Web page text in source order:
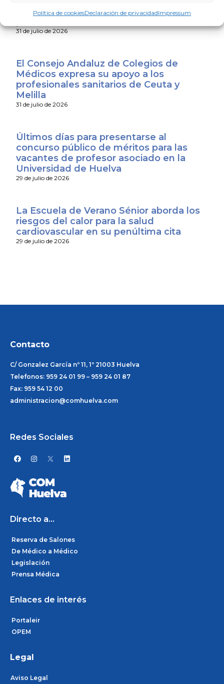
Política de cookiesDeclaración de privacidadImpressum
exige que se convierta en mejoras reales
31 de julio de 2026
El Consejo Andaluz de Colegios de
Médicos expresa su apoyo a los
profesionales sanitarios de Ceuta y
Melilla
31 de julio de 2026
Últimos días para presentarse al
concurso público de méritos para las
vacantes de profesor asociado en la
Universidad de Huelva
29 de julio de 2026
La Escuela de Verano Sénior aborda los
riesgos del calor para la salud
cardiovascular en su penúltima cita
29 de julio de 2026
Contacto
C/ Gonzalez García nº 11, 1º 21003 Huelva
Telefonos: 959 24 01 99 – 959 24 01 87
Fax: 959 54 12 00
administracion@comhuelva.com
Redes Sociales
F
a
e
b
o
o
I
n
a
g
r
L
i
i
Directo a...
Reserva de Salones
De Médico a Médico
Legislación
Prensa Médica
Enlaces de interés
Portaleir
OPEM
Legal
Aviso Legal